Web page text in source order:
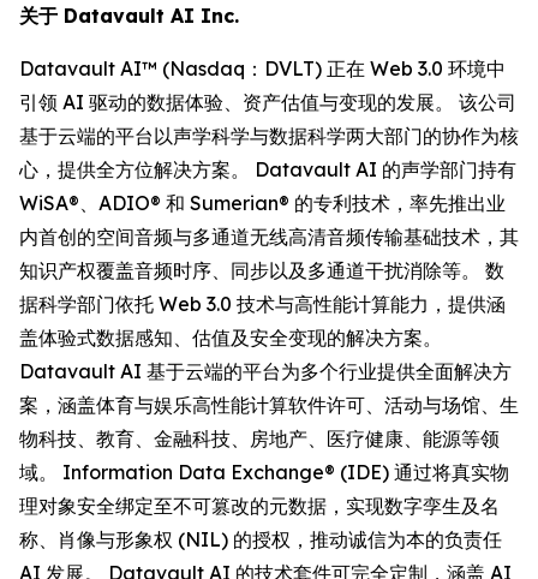
关于 Datavault AI Inc.
Datavault AI™ (Nasdaq：DVLT) 正在 Web 3.0 环境中
引领 AI 驱动的数据体验、资产估值与变现的发展。 该公司
基于云端的平台以声学科学与数据科学两大部门的协作为核
心，提供全方位解决方案。 Datavault AI 的声学部门持有
WiSA®、ADIO® 和 Sumerian® 的专利技术，率先推出业
内首创的空间音频与多通道无线高清音频传输基础技术，其
知识产权覆盖音频时序、同步以及多通道干扰消除等。 数
据科学部门依托 Web 3.0 技术与高性能计算能力，提供涵
盖体验式数据感知、估值及安全变现的解决方案。
Datavault AI 基于云端的平台为多个行业提供全面解决方
案，涵盖体育与娱乐高性能计算软件许可、活动与场馆、生
物科技、教育、金融科技、房地产、医疗健康、能源等领
域。 Information Data Exchange® (IDE) 通过将真实物
理对象安全绑定至不可篡改的元数据，实现数字孪生及名
称、肖像与形象权 (NIL) 的授权，推动诚信为本的负责任
AI 发展。 Datavault AI 的技术套件可完全定制，涵盖 AI